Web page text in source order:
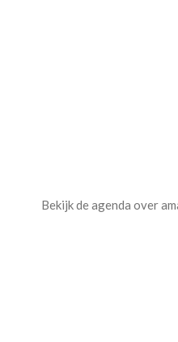
Bekijk de agenda over